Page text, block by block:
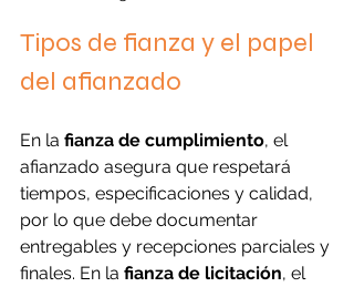
Tipos de fianza y el papel
del afianzado
En la fianza de cumplimiento, el
afianzado asegura que respetará
tiempos, especificaciones y calidad,
por lo que debe documentar
entregables y recepciones parciales y
finales. En la fianza de licitación, el